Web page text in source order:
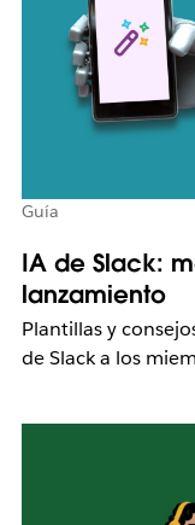
Guía
IA de Slack:
lanzamiento
Plantillas y
de Slack a los